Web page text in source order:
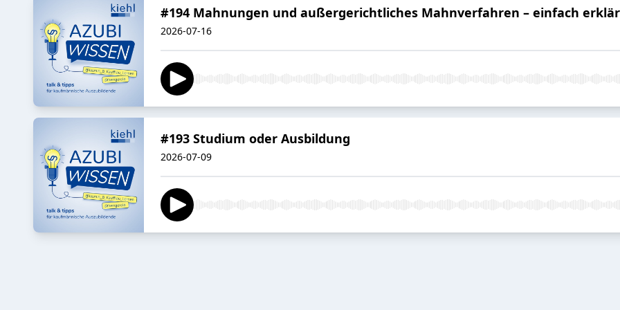
#194 Mahnungen und außergerichtliches Mahnverfahren – einfach
2026-07-16
#193 Studium oder Ausbildung
2026-07-09